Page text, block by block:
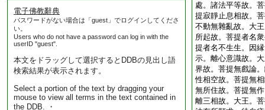
電子佛教辭典
パスワードがない場合は「guest」でログインしてくださ
い。
Users who do not have a password can log in with the
userID "guest".
本文をドラッグして選択するとDDBの見出し語
検索結果が表示されます。
Select a portion of the text by dragging your
mouse to view all terms in the text contained in
the DDB. ・
處。諸法平等故。
提寂靜止息相故。
不動無雜亂故。大
所起故。菩提者名
提者名不生生。因
示。離心意識故。
界故。菩提無戲論
性相空故。菩提無
無所住故。菩提無
離三相故。大王。